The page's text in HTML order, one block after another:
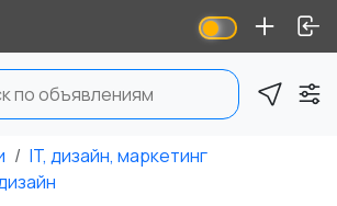
IT, дизайн, маркетинг